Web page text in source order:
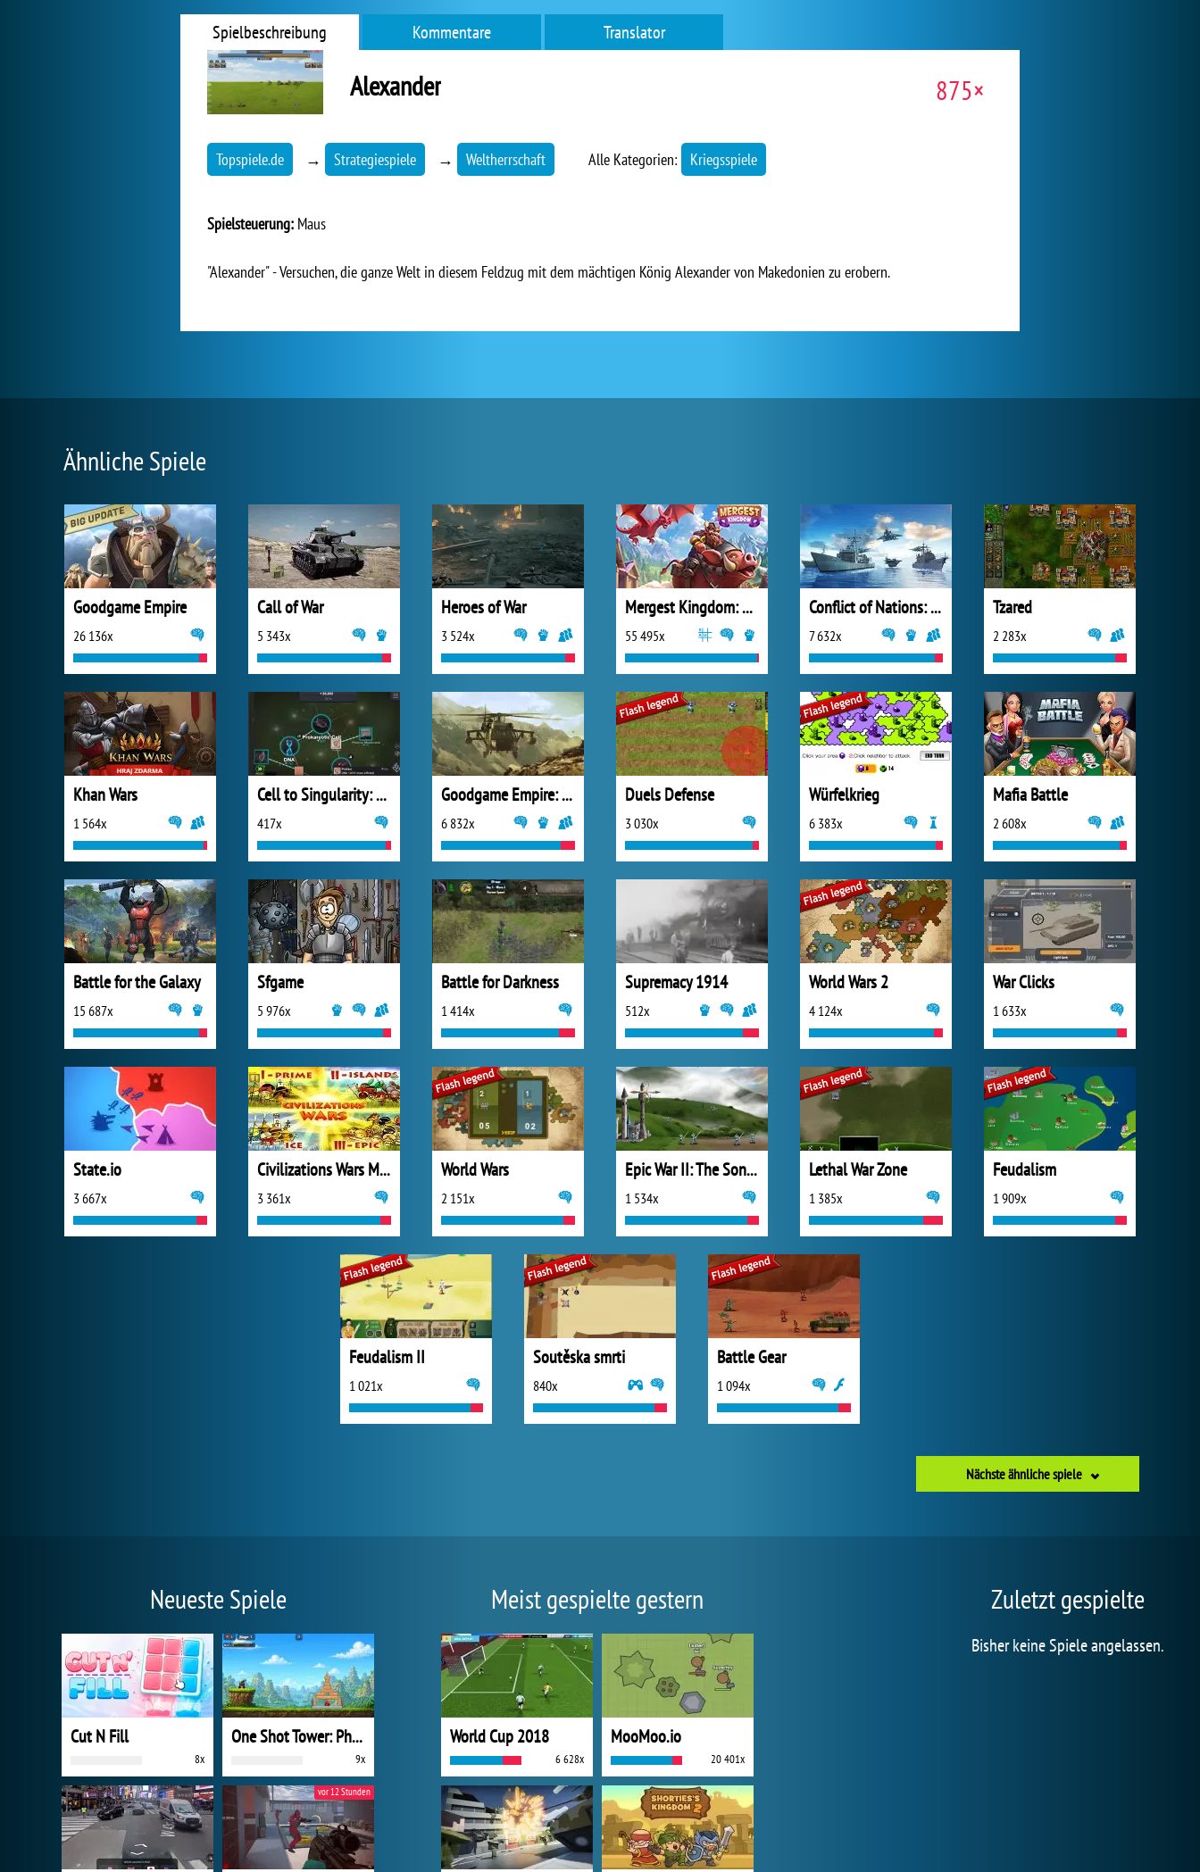
Spielbeschreibung Kommentare Translator
Alexander 875×
Topspiele.de → Strategiespiele → Weltherrschaft Alle Kategorien: Kriegsspiele
Spielsteuerung: Maus
"Alexander" - Versuchen, die ganze Welt in diesem Feldzug mit dem mächtigen König Alexander von Makedonien zu erobern.
Ähnliche Spiele
Goodgame Empire
26 136x
Call of War
5 343x
Heroes of War
3 524x
Mergest Kingdom: Merge Puzzle
55 495x
Conflict of Nations: World War III
7 632x
Tzared
2 283x
Khan Wars
1 564x
Cell to Singularity: Evolution
417x
Goodgame Empire: Millennium Wars
6 832x
Duels Defense
3 030x
Würfelkrieg
6 383x
Mafia Battle
2 608x
Battle for the Galaxy
15 687x
Sfgame
5 976x
Battle for Darkness
1 414x
Supremacy 1914
512x
World Wars 2
4 124x
War Clicks
1 633x
State.io
3 667x
Civilizations Wars Master Edition
3 361x
World Wars
2 151x
Epic War II: The Sons of Destiny
1 534x
Lethal War Zone
1 385x
Feudalism
1 909x
Feudalism II
1 021x
Soutěska smrti
840x
Battle Gear
1 094x
Nächste ähnliche spiele
Neueste Spiele
Cut N Fill
8x
One Shot Tower: Physics Destroyer
9x
vor 12 Stunden
Meist gespielte gestern
World Cup 2018
6 628x
MooMoo.io
20 401x
Zuletzt gespielte
Bisher keine Spiele angelassen.